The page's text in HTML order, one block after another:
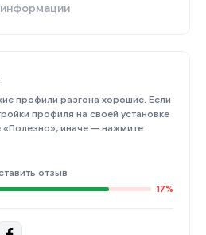
профили разгона хорошие. Если
профиля на своей установке
«Полезно», иначе — нажмите
отзыв
17%